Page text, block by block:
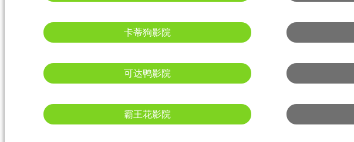
卡蒂狗影院
可达鸭影院
霸王花影院